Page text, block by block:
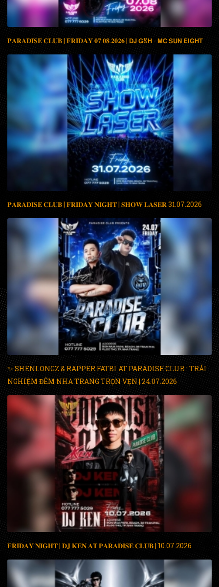
𝐏𝐀𝐑𝐀𝐃𝐈𝐒𝐄 𝐂𝐋𝐔𝐁 | 𝐅𝐑𝐈𝐃𝐀𝐘 𝟎𝟕.𝟎𝟖.𝟐𝟎𝟐𝟔 | 𝗗𝗝 𝗚&𝗛 - 𝗠𝗖 𝗦𝗨𝗡 𝗘𝗜𝗚𝗛𝗧
𝐏𝐀𝐑𝐀𝐃𝐈𝐒𝐄 𝐂𝐋𝐔𝐁 | 𝐅𝐑𝐈𝐃𝐀𝐘 𝐍𝐈𝐆𝐇𝐓 | 𝐒𝐇𝐎𝐖 𝐋𝐀𝐒𝐄𝐑 31.07.2026
✨ SHENLONGZ & RAPPER FATBI AT PARADISE CLUB : TRẢI
NGHIỆM ĐÊM NHA TRANG TRỌN VẸN | 24.07.2026
𝐅𝐑𝐈𝐃𝐀𝐘 𝐍𝐈𝐆𝐇𝐓 | 𝐃𝐉 𝐊𝐄𝐍 𝐀𝐓 𝐏𝐀𝐑𝐀𝐃𝐈𝐒𝐄 𝐂𝐋𝐔𝐁 | 10.07.2026